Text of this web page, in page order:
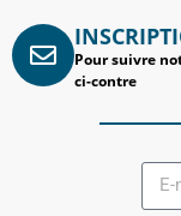
Pour suivre
ci-contre